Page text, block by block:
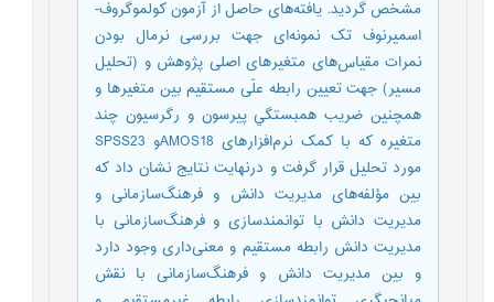
مشخص گردید. یافته‌های حاصل از آزمون کولموگروف-
اسمیرنوف تک نمونه‌ای جهت بررسی نرمال بودن
نمرات مقیاس‌های متغیرهای اصلی پژوهش و (تحلیل
مسیر) جهت تعیین رابطه علّی مستقیم بین متغیرها و
همچنین ضريب همبستگي پیرسون و رگرسيون چند
متغيره که با کمک نرم‌افزارهای AMOS18و SPSS23
مورد تحلیل قرار گرفت و درنهایت نتایج نشان داد که
بین مؤلفه‌های مدیریت دانش و فرهنگ‌سازمانی و
مدیریت دانش با توانمندسازی و فرهنگ‌سازمانی با
مدیریت دانش رابطه مستقیم و معنی‌داری وجود دارد
و بین مدیریت دانش و فرهنگ‌سازمانی با نقش